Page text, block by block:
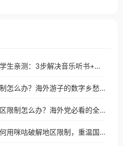
网易云海外能用吗？留学生亲测：3步解决音乐听书+银行视频地区限制
在菲律宾用探探地区限制怎么办？海外游子的数字乡愁与破局之道
在缅甸用海通证券有地区限制怎么办？海外党必看的全场景回国加速指南
海外追剧党的福音：如何用咪咕破解地区限制，重温国内精彩